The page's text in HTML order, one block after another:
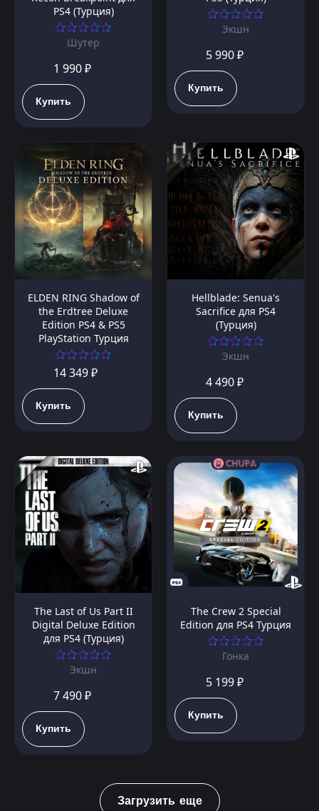
PS4 (Турция)
Шутер
1 990 ₽
Купить
Экшн
5 990 ₽
Купить
ELDEN RING Shadow of
the Erdtree Deluxe
Edition PS4 & PS5
PlayStation Турция
14 349 ₽
Купить
Hellblade: Senua's
Sacrifice для PS4
(Турция)
Экшн
4 490 ₽
Купить
The Last of Us Part II
Digital Deluxe Edition
для PS4 (Турция)
Экшн
7 490 ₽
Купить
The Crew 2 Special
Edition для PS4 Турция
Гонка
5 199 ₽
Купить
Загрузить еще